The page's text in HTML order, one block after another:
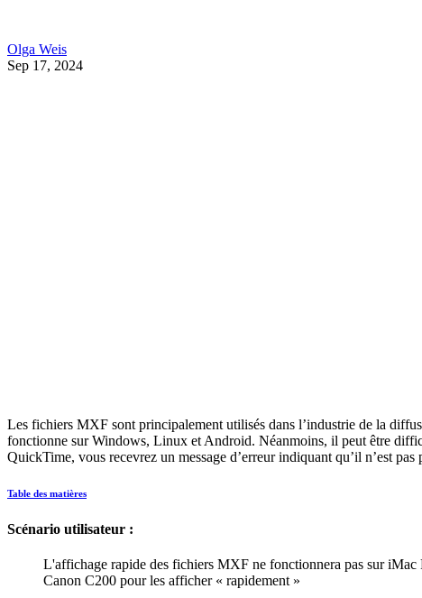
Olga Weis
Sep 17, 2024
Les fichiers MXF sont principalement utilisés dans l’industrie de la
fonctionne sur Windows, Linux et Android. Néanmoins, il peut être
QuickTime, vous recevrez un message d’erreur indiquant qu’il n’est
Table des matières
Scénario utilisateur :
L'affichage rapide des fichiers MXF ne fonctionnera pas sur
Canon C200 pour les afficher « rapidement »